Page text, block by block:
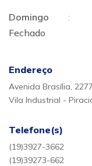
Domingo
:
Fechado
Endereço
Avenida Brasília, 2277
Vila Industrial -
Telefone(s)
(19)3927-3662
(19)39273-662